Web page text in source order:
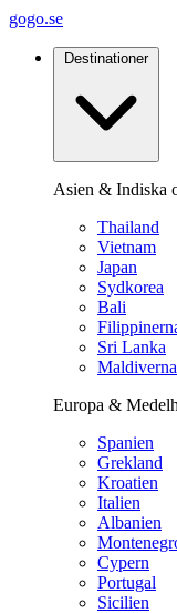
gogo.se
Destinationer
Asien & Indiska
Thailand
Vietnam
Japan
Sydkorea
Bali
Sri Lanka
Maldiverna
Europa &
Spanien
Grekland
Kroatien
Italien
Albanien
Cypern
Portugal
Sicilien